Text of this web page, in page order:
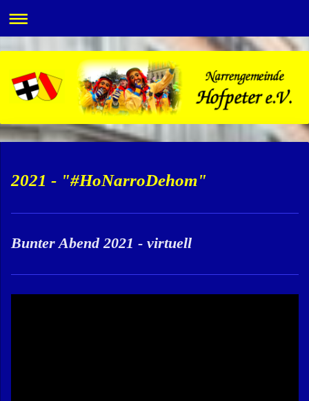
2021 - "#HoNarroDehom"
Bunter Abend 2021 - virtuell